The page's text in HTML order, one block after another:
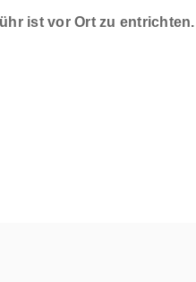
ist vor Ort zu entrichten.